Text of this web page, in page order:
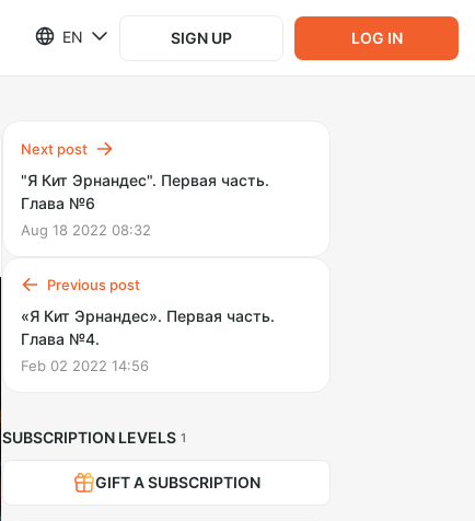
EN SIGN UP LOG IN
Next post
"Я Кит Эрнандес". Первая часть.
Глава №6
Aug 18 2022 08:32
Previous post
«Я Кит Эрнандес». Первая часть.
Глава №4.
Feb 02 2022 14:56
SUBSCRIPTION LEVELS 1
GIFT A SUBSCRIPTION